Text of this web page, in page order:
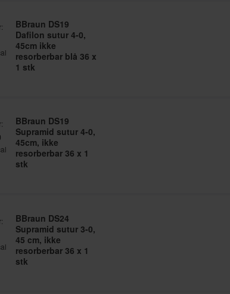
BBraun DS19
Dafilon sutur 4-0,
45cm ikke
resorberbar blå 36 x
1 stk
BBraun DS19
Supramid sutur 4-0,
45cm, ikke
resorberbar 36 x 1
stk
BBraun DS24
Supramid sutur 3-0,
45 cm, ikke
resorberbar 36 x 1
stk